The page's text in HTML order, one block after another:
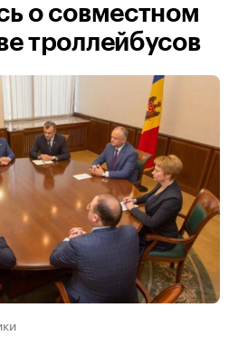
о совместном
троллейбусов